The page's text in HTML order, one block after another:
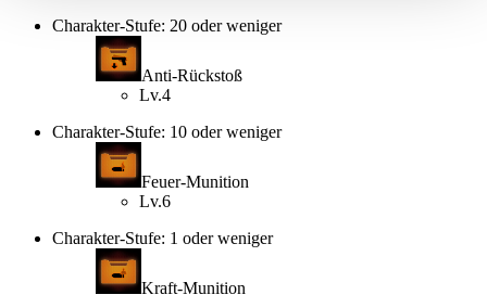
Charakter-Stufe: 20 oder weniger
Anti-Rückstoß
Lv.4
Charakter-Stufe: 10 oder weniger
Feuer-Munition
Lv.6
Charakter-Stufe: 1 oder weniger
Kraft-Munition